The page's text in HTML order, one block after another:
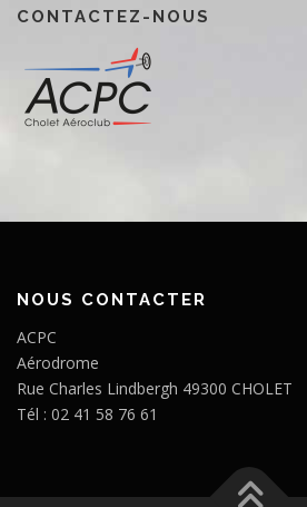
CONTACTEZ-NOUS
NOUS CONTACTER
ACPC
Aérodrome
Rue Charles Lindbergh 49300 CHOLET
Tél : 02 41 58 76 61